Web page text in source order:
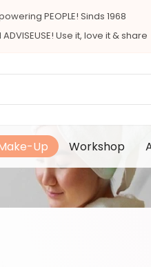
PEOPLE! Sinds 1968
Use it, love it & share
Up Workshop